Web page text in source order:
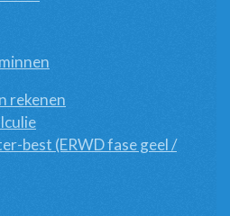
rekenen
best (ERWD fase geel /